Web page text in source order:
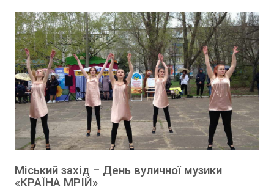
Міський захід – День вуличної музики
«КРАЇНА МРІЙ»